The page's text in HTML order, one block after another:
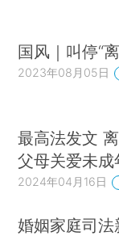
国风｜叫停“
2023年08月05日
最高法发文
父母关爱未成
2024年04月16日
婚姻家庭司